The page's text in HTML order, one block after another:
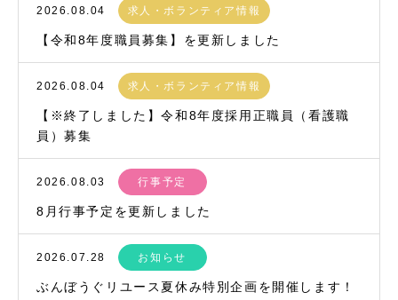
2026.08.04 求人・ボランティア情報
【令和8年度職員募集】を更新しました
2026.08.04 求人・ボランティア情報
【※終了しました】令和8年度採用正職員（看護職
員）募集
2026.08.03 行事予定
8月行事予定を更新しました
2026.07.28 お知らせ
ぶんぼうぐリユース夏休み特別企画を開催します！